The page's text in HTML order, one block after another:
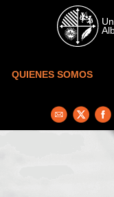
Skip to main content
QUIENES SOMOS